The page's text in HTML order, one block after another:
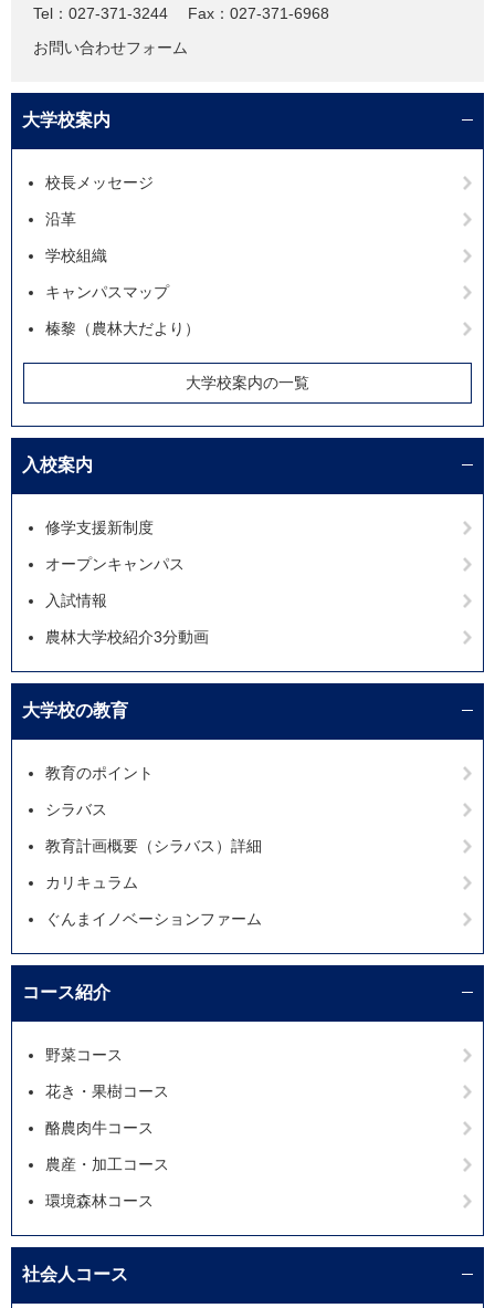
Tel：027-371-3244
Fax：027-371-6968
お問い合わせフォーム
大学校案内
校長メッセージ
沿革
学校組織
キャンパスマップ
榛黎（農林大だより）
大学校案内の一覧
入校案内
修学支援新制度
オープンキャンパス
入試情報
農林大学校紹介3分動画
大学校の教育
教育のポイント
シラバス
教育計画概要（シラバス）詳細
カリキュラム
ぐんまイノベーションファーム
コース紹介
野菜コース
花き・果樹コース
酪農肉牛コース
農産・加工コース
環境森林コース
社会人コース